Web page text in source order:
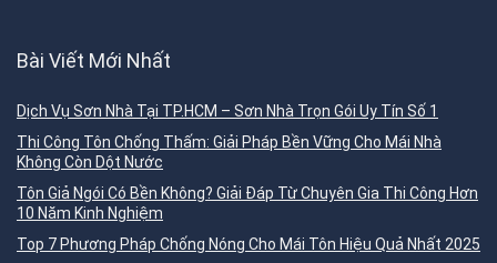
Bài Viết Mới Nhất
Dịch Vụ Sơn Nhà Tại TP.HCM – Sơn Nhà Trọn Gói Uy Tín Số 1
Thi Công Tôn Chống Thấm: Giải Pháp Bền Vững Cho Mái Nhà
Không Còn Dột Nước
Tôn Giả Ngói Có Bền Không? Giải Đáp Từ Chuyên Gia Thi Công Hơn
10 Năm Kinh Nghiệm
Top 7 Phương Pháp Chống Nóng Cho Mái Tôn Hiệu Quả Nhất 2025